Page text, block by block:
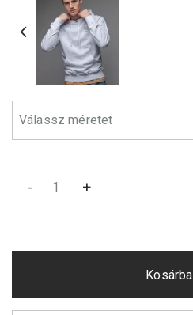
- +
Kosárba